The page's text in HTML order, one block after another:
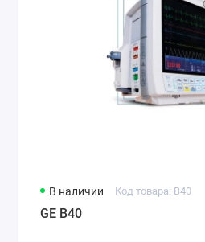
В наличии Код товара: B40
GE B40